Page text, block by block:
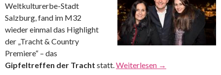
Weltkulturerbe-Stadt
Salzburg, fand im M32
wieder einmal das Highlight
der „Tracht & Country
Premiere“ – das
Gipfeltreffen der Tracht statt. Weiterlesen →